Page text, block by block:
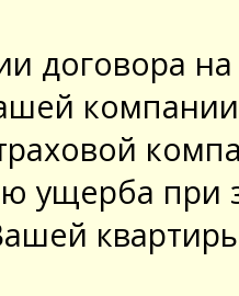
договорa
ущербa при